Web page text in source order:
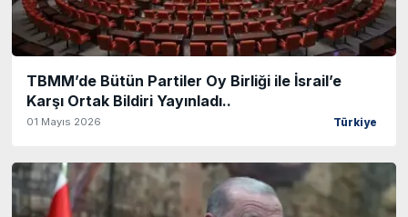
TBMM’de Bütün Partiler Oy Birliği ile İsrail’e
Karşı Ortak Bildiri Yayınladı..
01 Mayıs 2026 Türkiye